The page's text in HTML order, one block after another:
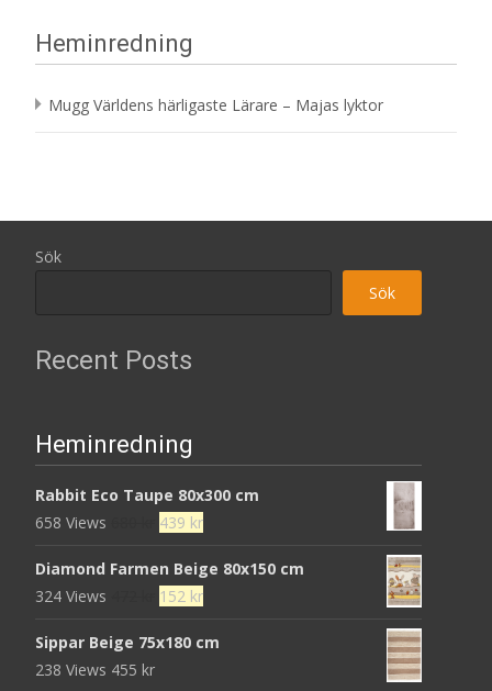
Heminredning
Mugg Världens härligaste Lärare – Majas lyktor
Sök
Sök
Recent Posts
Heminredning
Rabbit Eco Taupe 80x300 cm
658 Views
Det
priset
var:
439 krDet
priset
är:
Diamond Farmen Beige 80x150 cm
324 Views
Det
priset
152 krDet
priset
Sippar Beige 75x180 cm
238 Views 455 kr